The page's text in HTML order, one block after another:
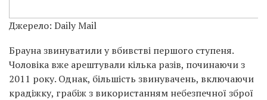
Джерело: Daily Mail
Брауна звинуватили у вбивстві першого ступеня.
Чоловіка вже арештували кілька разів, починаючи з
2011 року. Однак, більшість звинувачень, включаючи
крадіжку, грабіж з використанням небезпечної зброї